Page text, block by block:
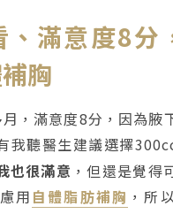
、滿意度8分
胸
，滿意度8分，因為腋
我聽醫生建議選擇
也很滿意 ，但還是覺得
用 自體脂肪補胸 ，所